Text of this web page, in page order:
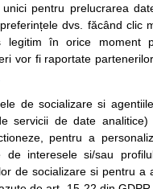
avizate ale medicilor, sfaturile si
stabilit in urma
la dispozitie pentru programare
Termeni si conditii
Politica de
confidentialitate
Politica de
Modifica
pentru prelucrarea
dvs. făcând clic
legitim în orice moment
vor fi raportate
de socializare si
servicii de date
pentru a
de interesele si/sau
de socializare si pentru a